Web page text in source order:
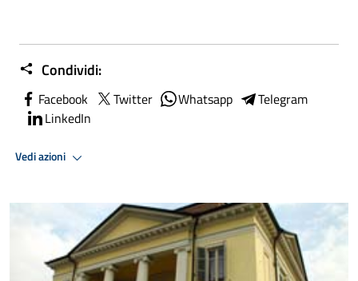
Condividi:
Facebook Twitter Whatsapp
Telegram
LinkedIn
Vedi azioni